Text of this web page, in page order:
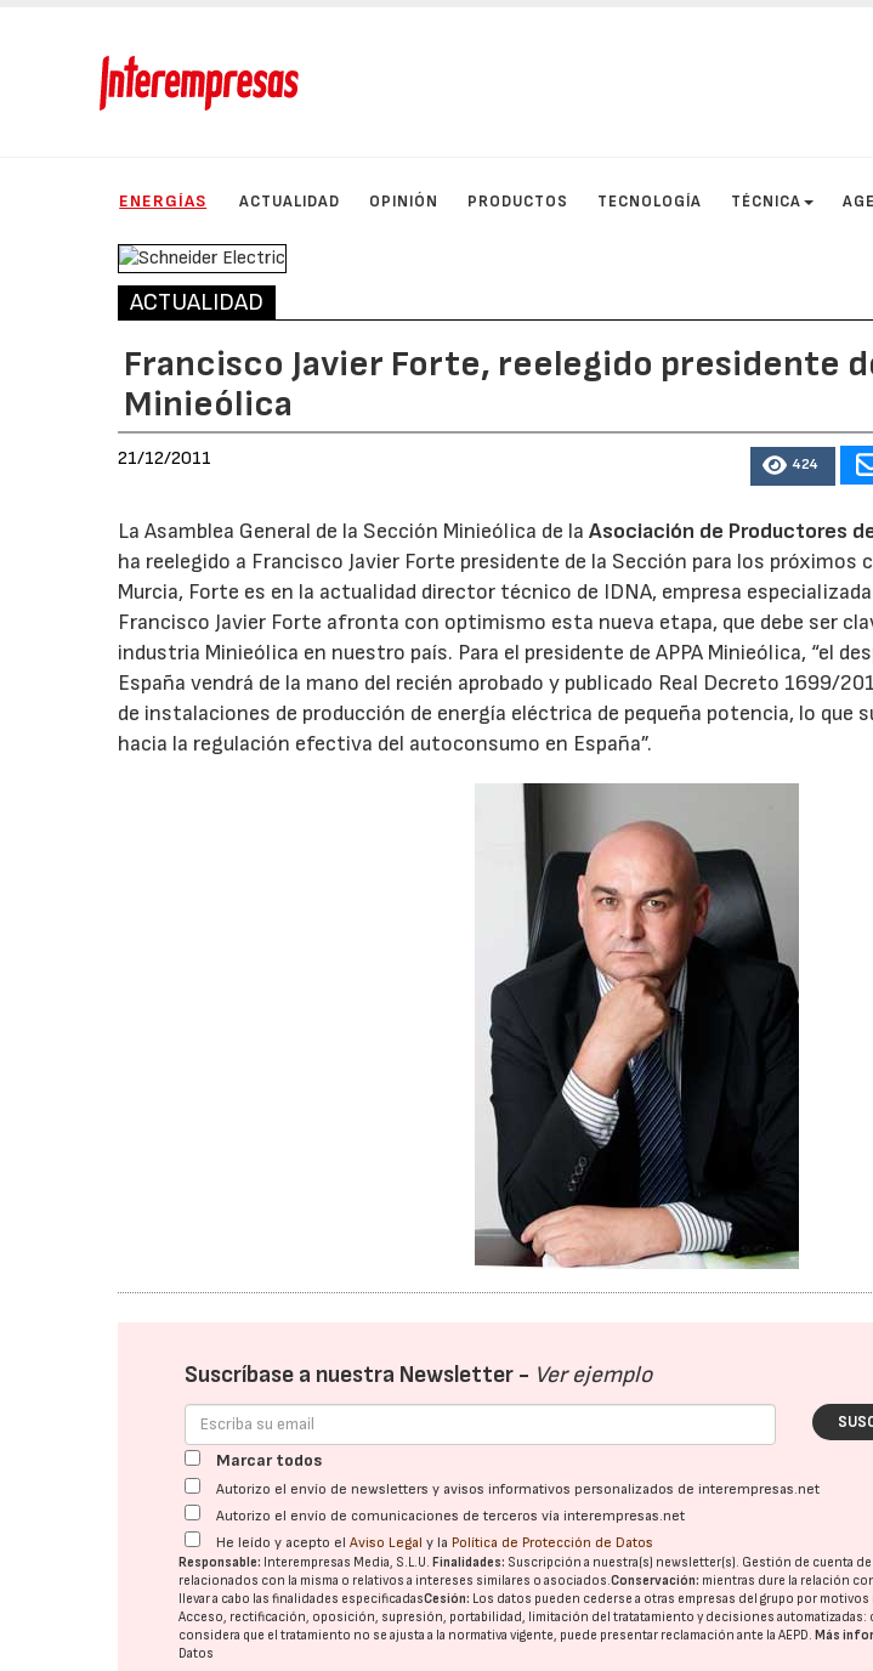
ENERGÍAS ACTUALIDAD OPINIÓN PRODUCTOS TECNOLOGÍA TÉCNICA
ACTUALIDAD
Francisco Javier Forte, reelegido presidente
Minieólica
21/12/2011 424
La Asamblea General de la Sección Minieólica de laAsociación de Productores
ha reelegido a Francisco Javier Forte presidente de la Sección para los próximos
Murcia, Forte es en la actualidad director técnico de IDNA, empresa
Francisco Javier Forte afronta con optimismo esta nueva etapa, que debe ser
industria Minieólica en nuestro país. Para el presidente de APPA Minieólica, “el
España vendrá de la mano del recién aprobado y publicado Real Decreto 1699/
de instalaciones de producción de energía eléctrica de pequeña potencia, lo que
hacia la regulación efectiva del autoconsumo en España”.
Suscríbase a nuestra Newsletter - Ver ejemplo
Marcar todos
Autorizo el envío de newsletters y avisos informativos personalizados de interempresas.net
Autorizo el envío de comunicaciones de terceros vía interempresas.net
He leído y acepto elAviso Legal y la Política de Protección de Datos
Responsable: Interempresas Media, S.L.U.Finalidades: Suscripción a nuestra(s) newsletter(s). Gestión de cuenta
relacionados con la misma o relativos a intereses similares o asociados.Conservación: mientras dure la relación
llevar a cabo las finalidades especificadasCesión: Los datos pueden cederse a otras empresas del grupo por motivos
Acceso, rectificación, oposición, supresión, portabilidad, limitación del tratatamiento y decisiones automatizadas:
considera que el tratamiento no se ajusta a la normativa vigente, puede presentar reclamación ante laAEPD.Más
Datos
23/07/2026